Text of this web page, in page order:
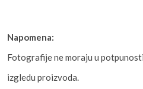
Napomena:
Fotografije ne moraju u
izgledu proizvoda.